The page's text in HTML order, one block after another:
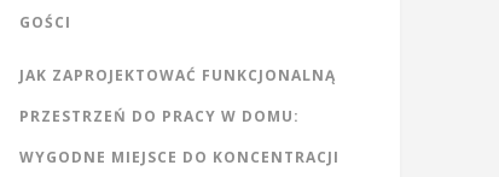
GOŚCI
JAK ZAPROJEKTOWAĆ FUNKCJONALNĄ
PRZESTRZEŃ DO PRACY W DOMU:
WYGODNE MIEJSCE DO KONCENTRACJI